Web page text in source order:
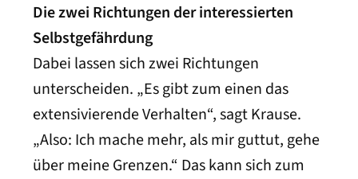
Die zwei Richtungen der interessierten
Selbstgefährdung
Dabei lassen sich zwei Richtungen
unterscheiden. „Es gibt zum einen das
extensivierende Verhalten“, sagt Krause.
„Also: Ich mache mehr, als mir guttut, gehe
über meine Grenzen.“ Das kann sich zum